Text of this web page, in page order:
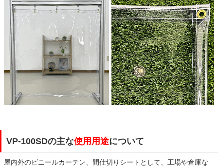
VP-100SDの主な使用用途について
屋内外のビニールカーテン、間仕切りシートとして、工場や倉庫な